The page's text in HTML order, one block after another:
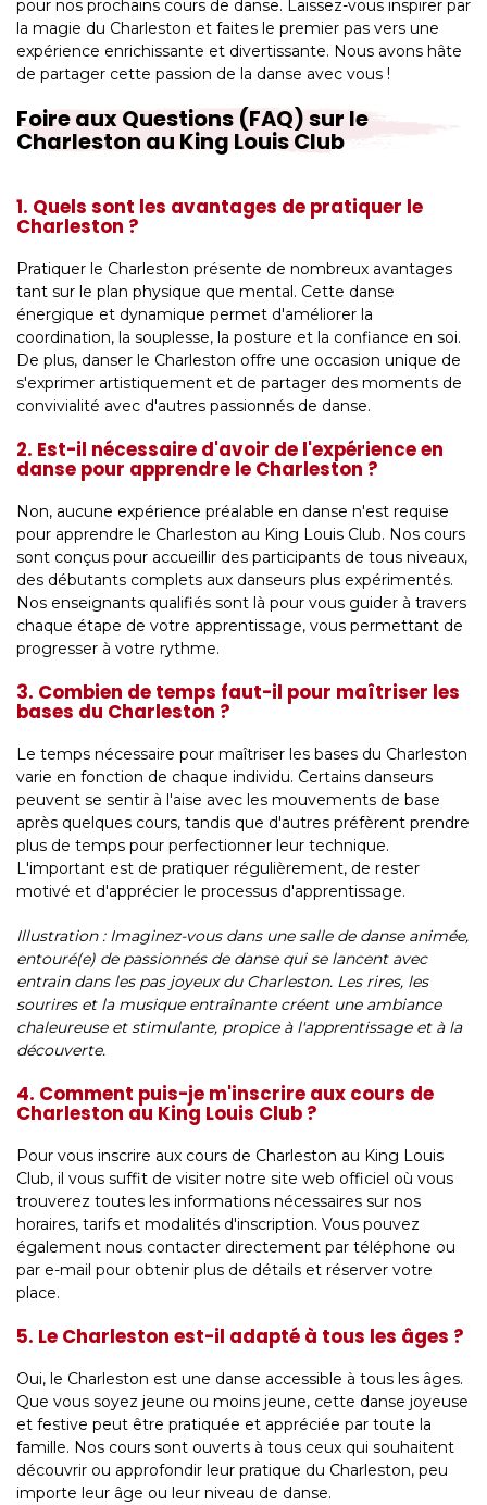
pour nos prochains cours de danse. Laissez-vous inspirer par
la magie du Charleston et faites le premier pas vers une
expérience enrichissante et divertissante. Nous avons hâte
de partager cette passion de la danse avec vous !
Foire aux Questions (FAQ) sur le
Charleston au King Louis Club
1. Quels sont les avantages de pratiquer le
Charleston ?
Pratiquer le Charleston présente de nombreux avantages
tant sur le plan physique que mental. Cette danse
énergique et dynamique permet d'améliorer la
coordination, la souplesse, la posture et la confiance en soi.
De plus, danser le Charleston offre une occasion unique de
s'exprimer artistiquement et de partager des moments de
convivialité avec d'autres passionnés de danse.
2. Est-il nécessaire d'avoir de l'expérience en
danse pour apprendre le Charleston ?
Non, aucune expérience préalable en danse n'est requise
pour apprendre le Charleston au King Louis Club. Nos cours
sont conçus pour accueillir des participants de tous niveaux,
des débutants complets aux danseurs plus expérimentés.
Nos enseignants qualifiés sont là pour vous guider à travers
chaque étape de votre apprentissage, vous permettant de
progresser à votre rythme.
3. Combien de temps faut-il pour maîtriser les
bases du Charleston ?
Le temps nécessaire pour maîtriser les bases du Charleston
varie en fonction de chaque individu. Certains danseurs
peuvent se sentir à l'aise avec les mouvements de base
après quelques cours, tandis que d'autres préfèrent prendre
plus de temps pour perfectionner leur technique.
L'important est de pratiquer régulièrement, de rester
motivé et d'apprécier le processus d'apprentissage.
Illustration : Imaginez-vous dans une salle de danse animée,
entouré(e) de passionnés de danse qui se lancent avec
entrain dans les pas joyeux du Charleston. Les rires, les
sourires et la musique entraînante créent une ambiance
chaleureuse et stimulante, propice à l'apprentissage et à la
découverte.
4. Comment puis-je m'inscrire aux cours de
Charleston au King Louis Club ?
Pour vous inscrire aux cours de Charleston au King Louis
Club, il vous suffit de visiter notre site web officiel où vous
trouverez toutes les informations nécessaires sur nos
horaires, tarifs et modalités d'inscription. Vous pouvez
également nous contacter directement par téléphone ou
par e-mail pour obtenir plus de détails et réserver votre
place.
5. Le Charleston est-il adapté à tous les âges ?
Oui, le Charleston est une danse accessible à tous les âges.
Que vous soyez jeune ou moins jeune, cette danse joyeuse
et festive peut être pratiquée et appréciée par toute la
famille. Nos cours sont ouverts à tous ceux qui souhaitent
découvrir ou approfondir leur pratique du Charleston, peu
importe leur âge ou leur niveau de danse.